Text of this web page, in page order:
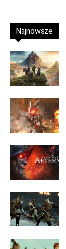
Najnowsze